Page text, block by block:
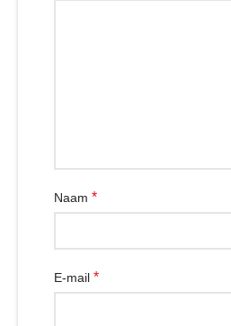
Naam *
E-mail *